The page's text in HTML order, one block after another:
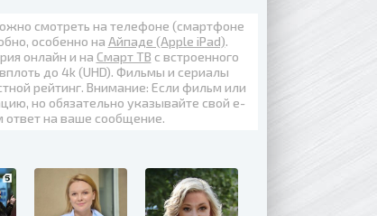
смотреть на телефоне (смартфоне
особенно на Айпаде (Apple iPad).
онлайн и на Смарт ТВ с встроенного
до 4k (UHD). Фильмы и сериалы
рейтинг. Внимание: Если фильм или
но обязательно указывайте свой е-
ответ на ваше сообщение.